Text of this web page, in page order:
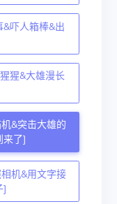
吓人箱棒&出
猩&大雄漫长
&突击大雄的
来了]
机&用文字接
]